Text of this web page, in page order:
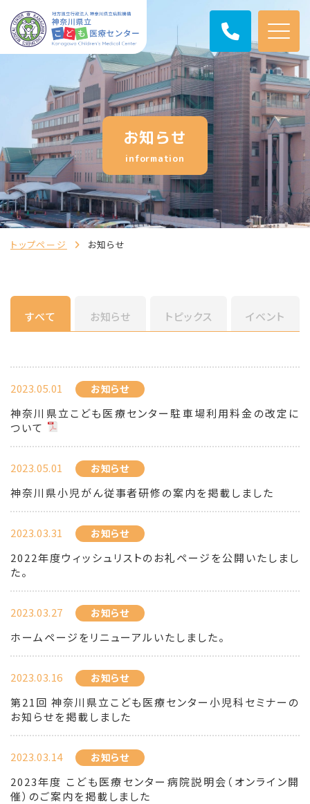
お知らせ
information
トップページ お知らせ
すべて お知らせ トピックス イベント
2023.05.01 お知らせ
神奈川県立こども医療センター駐車場利用料金の改定に
ついて
2023.05.01 お知らせ
神奈川県小児がん従事者研修の案内を掲載しました
2023.03.31 お知らせ
2022年度ウィッシュリストのお礼ページを公開いたしまし
た。
2023.03.27 お知らせ
ホームページをリニューアルいたしました。
2023.03.16 お知らせ
第21回 神奈川県立こども医療センター小児科セミナーの
お知らせを掲載しました
2023.03.14 お知らせ
2023年度 こども医療センター病院説明会（オンライン開
催）のご案内を掲載しました